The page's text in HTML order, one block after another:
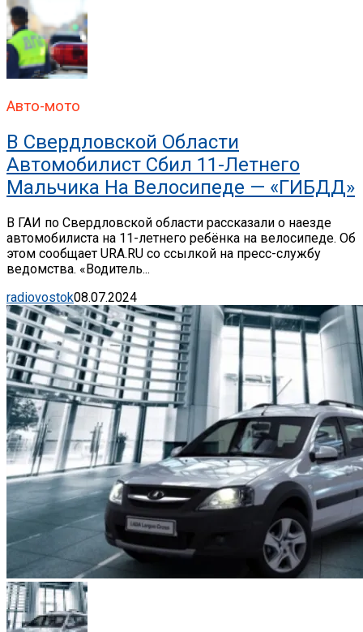
Авто-мото
В Свердловской Области
Автомобилист Сбил 11-Летнего
Мальчика На Велосипеде — «ГИБДД»
В ГАИ по Свердловской области рассказали о наезде
автомобилиста на 11-летнего ребёнка на велосипеде. Об
этом сообщает URA.RU со ссылкой на пресс-службу
ведомства. «Водитель...
radiovostok08.07.2024